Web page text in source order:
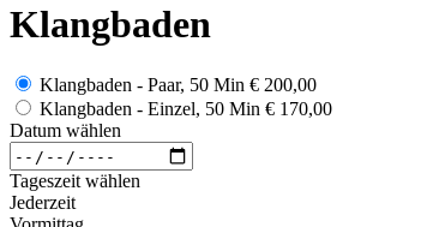
Klangbaden
Klangbaden - Paar, 50 Min € 200,00
Klangbaden - Einzel, 50 Min € 170,00
Datum wählen
Tageszeit wählen
Jederzeit